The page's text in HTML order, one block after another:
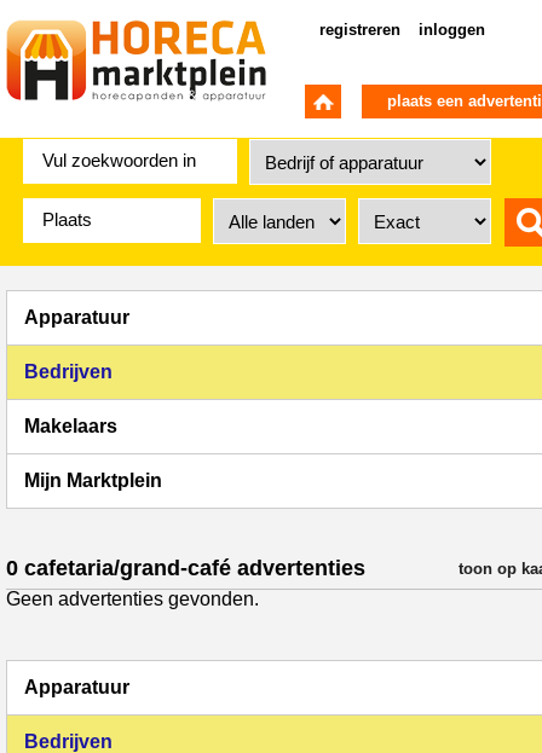
registreren inloggen
plaats een
Apparatuur
Bedrijven
Makelaars
Mijn Marktplein
0 cafetaria/grand-café advertenties verfijn
toon op
Geen advertenties gevonden.
Apparatuur
Bedrijven